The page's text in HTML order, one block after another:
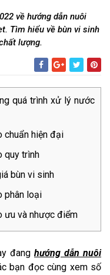
về hướng dẫn nuôi
Tìm hiểu về bùn vi sinh
lượng.
quá trình xử lý nước
chuẩn hiện đại
quy trình
bùn vi sinh
phân loại
ưu và nhược điểm
đang hướng dẫn nuôi
bạn đọc cùng xem số